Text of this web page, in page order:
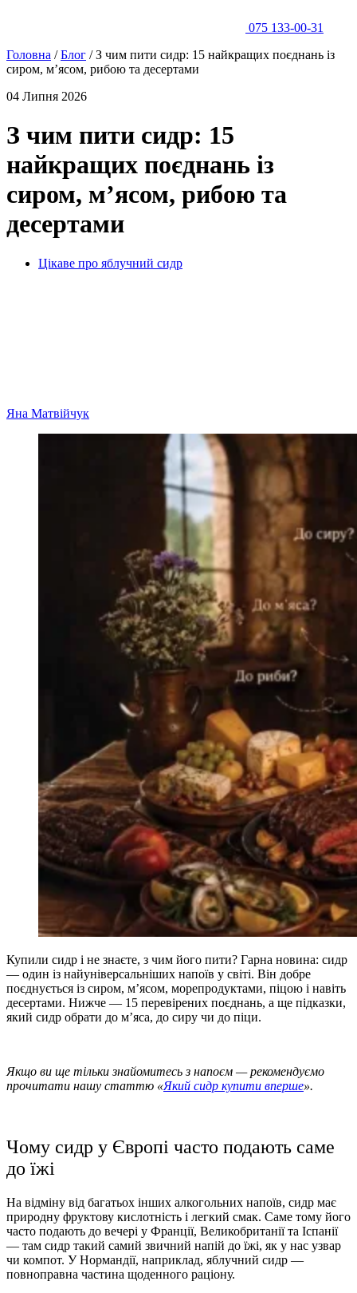
075 133-00-31
Головна / Блог / З чим пити сидр: 15 найкращих поєднань із
сиром, м’ясом, рибою та десертами
04 Липня 2026
З чим пити сидр: 15
найкращих поєднань із
сиром, м’ясом, рибою та
десертами
Цікаве про яблучний сидр
Яна Матвійчук
Купили сидр і не знаєте, з чим його пити? Гарна новина: сидр
— один із найуніверсальніших напоїв у світі. Він добре
поєднується із сиром, м’ясом, морепродуктами, піцою і навіть
десертами. Нижче — 15 перевірених поєднань, а ще підказки,
який сидр обрати до м’яса, до сиру чи до піци.
Якщо ви ще тільки знайомитесь з напоєм — рекомендуємо
прочитати нашу статтю «Який сидр купити вперше».
Чому сидр у Європі часто подають саме
до їжі
На відміну від багатьох інших алкогольних напоїв, сидр має
природну фруктову кислотність і легкий смак. Саме тому його
часто подають до вечері у Франції, Великобританії та Іспанії
— там сидр такий самий звичний напій до їжі, як у нас узвар
чи компот. У Нормандії, наприклад, яблучний сидр —
повноправна частина щоденного раціону.